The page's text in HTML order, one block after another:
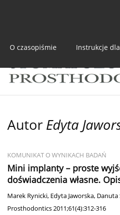
O czasopiśmie Instrukcje
Autor Edyta
KOMUNIKAT O WYNIKACH BADAŃ
Mini implanty – proste
doświadczenia własne.
Marek Rynicki, Edyta Jaworska, Danuta
Prosthodontics 2011;61(4):312-316